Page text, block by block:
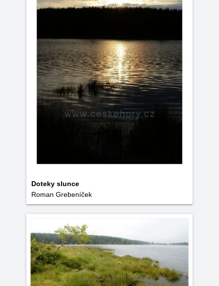
Doteky slunce
Roman Grebeníček